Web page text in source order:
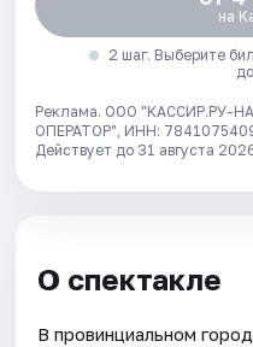
на
2 шаг. Выберите
Реклама. ООО "КАССИР.РУ-
ОПЕРАТОР", ИНН:
Действует до 31 августа
О спектакле
В провинциальном